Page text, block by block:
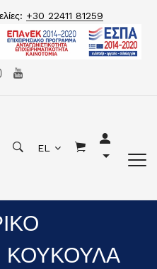
+30 22411 81259
EL